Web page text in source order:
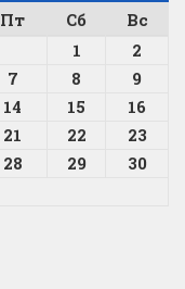
Пт Сб
Вс
1
2
7 8
9
14 15
16
21 22
23
28 29
30